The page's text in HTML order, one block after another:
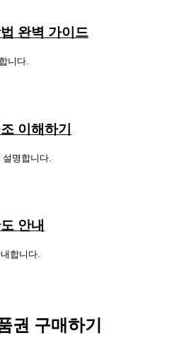
완벽 가이드
니다.
이해하기
명합니다.
안내
합니다.
권 구매하기